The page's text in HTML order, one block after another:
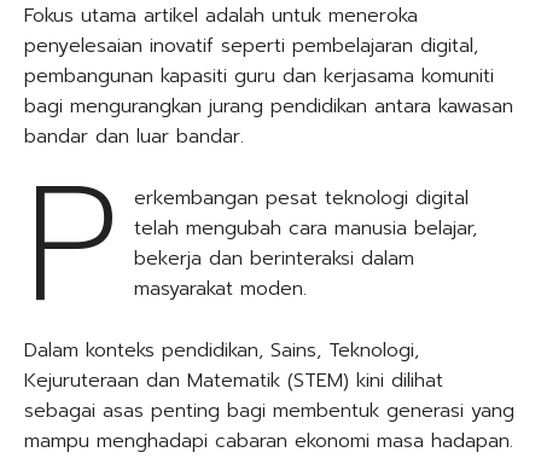
Fokus utama artikel adalah untuk meneroka
penyelesaian inovatif seperti pembelajaran digital,
pembangunan kapasiti guru dan kerjasama komuniti
bagi mengurangkan jurang pendidikan antara kawasan
bandar dan luar bandar.
P
erkembangan pesat teknologi digital
telah mengubah cara manusia belajar,
bekerja dan berinteraksi dalam
masyarakat moden.
Dalam konteks pendidikan, Sains, Teknologi,
Kejuruteraan dan Matematik (STEM) kini dilihat
sebagai asas penting bagi membentuk generasi yang
mampu menghadapi cabaran ekonomi masa hadapan.